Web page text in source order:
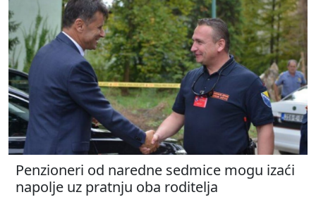
Penzioneri od naredne sedmice mogu izaći
napolje uz pratnju oba roditelja